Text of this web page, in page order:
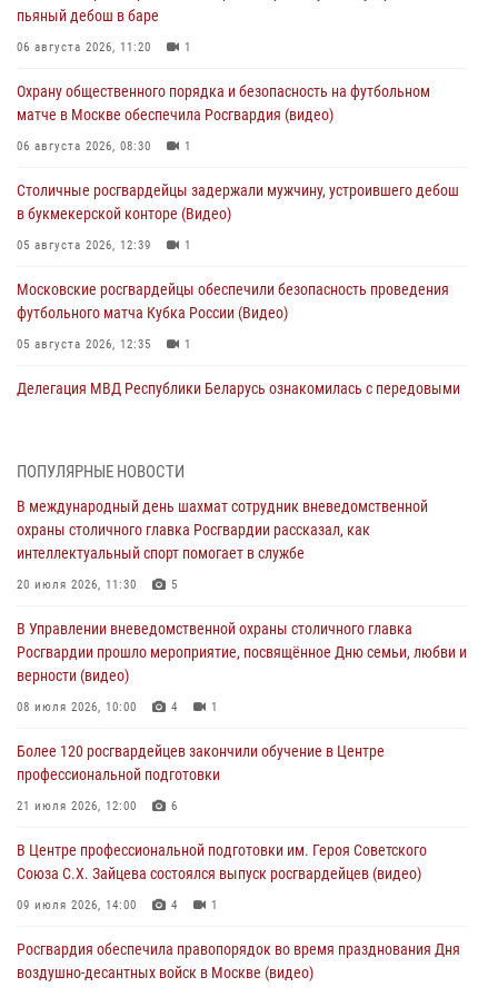
пьяный дебош в баре
06 августа 2026, 11:20 1
Охрану общественного порядка и безопасность на футбольном
матче в Москве обеспечила Росгвардия (видео)
06 августа 2026, 08:30 1
Столичные росгвардейцы задержали мужчину, устроившего дебош
в букмекерской конторе (Видео)
05 августа 2026, 12:39 1
Московские росгвардейцы обеспечили безопасность проведения
футбольного матча Кубка России (Видео)
05 августа 2026, 12:35 1
Делегация МВД Республики Беларусь ознакомилась с передовыми
боевому самбо. (видео)
04 августа 2026, 14:00
Офицер Росгвардии стал гостем прямого эфира на «Радио Москвы»
04 августа 2026, 12:28
В Москве росгвардейцы задержали подозреваемого в нападении
на охранника торгового центра (видео)
В Главном управлении Росгвардии по городу Москве подвели итоги
работы подразделений за прошедший месяц
ПОПУЛЯРНЫЕ НОВОСТИ
В международный день шахмат сотрудник вневедомственной
охраны столичного главка Росгвардии рассказал, как
интеллектуальный спорт помогает в службе
20 июля 2026, 11:30 5
В Управлении вневедомственной охраны столичного главка
Росгвардии прошло мероприятие, посвящённое Дню семьи, любви и
верности (видео)
08 июля 2026, 10:00 4 1
Более 120 росгвардейцев закончили обучение в Центре
профессиональной подготовки
21 июля 2026, 12:00 6
В Центре профессиональной подготовки им. Героя Советского
Союза С.Х. Зайцева состоялся выпуск росгвардейцев (видео)
09 июля 2026, 14:00 4 1
Росгвардия обеспечила правопорядок во время празднования Дня
воздушно-десантных войск в Москве (видео)